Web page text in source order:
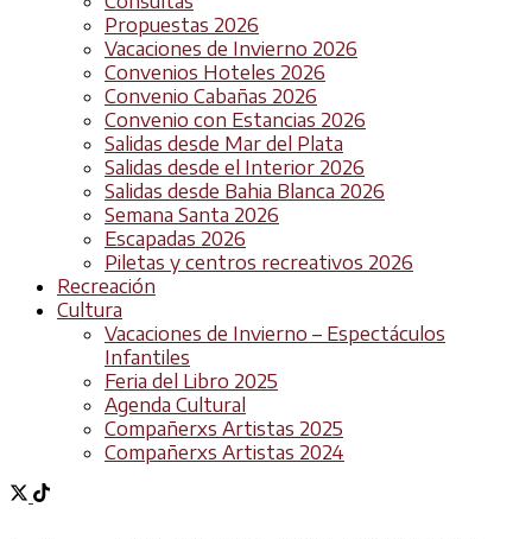
Propuestas 2026
Vacaciones de Invierno 2026
Convenios Hoteles 2026
Convenio Cabañas 2026
Convenio con Estancias 2026
Salidas desde Mar del Plata
Salidas desde el Interior 2026
Salidas desde Bahia Blanca 2026
Semana Santa 2026
Escapadas 2026
Piletas y centros recreativos 2026
Recreación
Cultura
Vacaciones de Invierno – Espectáculos
Infantiles
Feria del Libro 2025
Agenda Cultural
Compañerxs Artistas 2025
Compañerxs Artistas 2024